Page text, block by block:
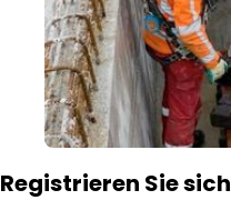
Registrieren Sie sich